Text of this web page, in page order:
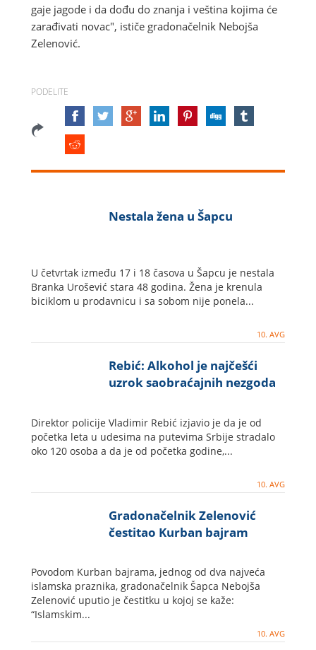
gaje jagode i da dođu do znanja i veština kojima će
zarađivati novac", ističe gradonačelnik Nebojša
Zelenović.
PODELITE
Nestala žena u Šapcu
U četvrtak između 17 i 18 časova u Šapcu je nestala
Branka Urošević stara 48 godina. Žena je krenula
biciklom u prodavnicu i sa sobom nije ponela...
10. AVG
Rebić: Alkohol je najčešći
uzrok saobraćajnih nezgoda
Direktor policije Vladimir Rebić izjavio je da je od
početka leta u udesima na putevima Srbije stradalo
oko 120 osoba a da je od početka godine,...
10. AVG
Gradonačelnik Zelenović
čestitao Kurban bajram
Povodom Kurban bajrama, jednog od dva najveća
islamska praznika, gradonačelnik Šapca Nebojša
Zelenović uputio je čestitku u kojoj se kaže:
“Islamskim...
10. AVG